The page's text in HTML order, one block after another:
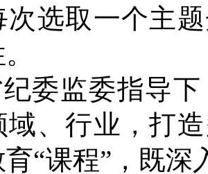
次选取一个主
委监委指导
域、行业，打
“课程”，既